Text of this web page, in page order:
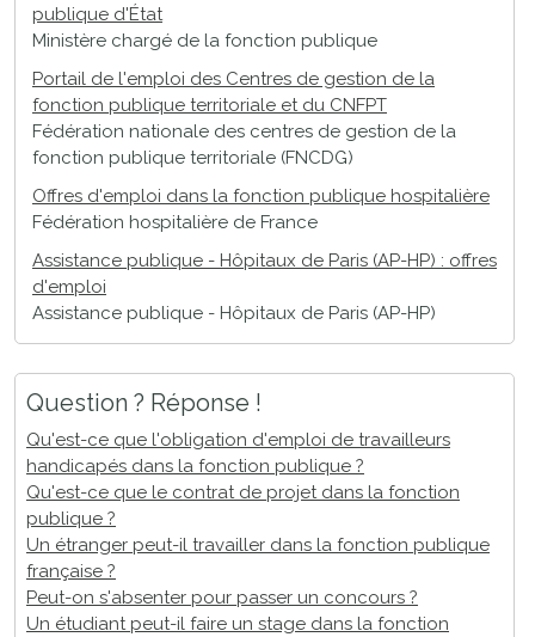
publique d'État
Ministère chargé de la fonction publique
Portail de l'emploi des Centres de gestion de la
fonction publique territoriale et du CNFPT
Fédération nationale des centres de gestion de la
fonction publique territoriale (FNCDG)
Offres d'emploi dans la fonction publique hospitalière
Fédération hospitalière de France
Assistance publique - Hôpitaux de Paris (AP-HP) : offres
d'emploi
Assistance publique - Hôpitaux de Paris (AP-HP)
Question ? Réponse !
Qu'est-ce que l'obligation d'emploi de travailleurs
handicapés dans la fonction publique ?
Qu'est-ce que le contrat de projet dans la fonction
publique ?
Un étranger peut-il travailler dans la fonction publique
française ?
Peut-on s'absenter pour passer un concours ?
Un étudiant peut-il faire un stage dans la fonction